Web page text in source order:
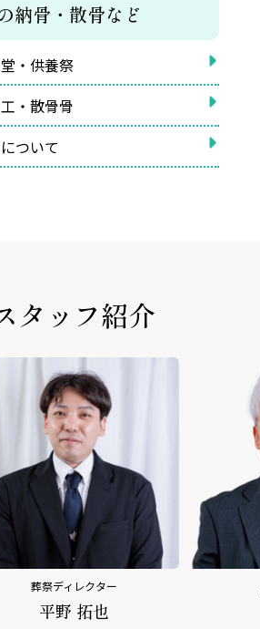
納骨・散骨など
・供養祭
・散骨骨
ついて
タッフ紹介
内田 乃文